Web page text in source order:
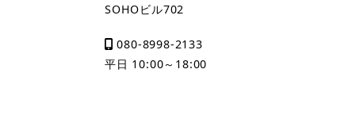
SOHOビル702
080-8998-2133
平日 10:00～18:00